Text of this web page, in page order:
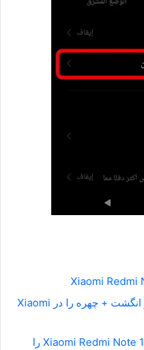
چگونه قفل صفحه نمایش + اثر انگشت + چهره را در Xiaomi
چگونه گزینه‌های توسعه‌دهنده Xiaomi Redmi Note 11 را